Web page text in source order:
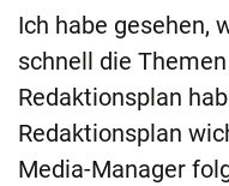
Ich habe gesehen,
schnell die
Redaktionsplan
Redaktionsplan
Media-Manager